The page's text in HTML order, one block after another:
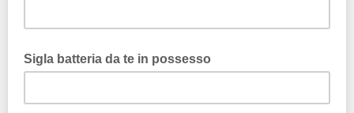
Sigla batteria da te in possesso